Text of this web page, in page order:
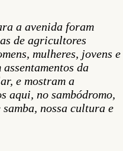
a avenida foram
de agricultores
mulheres, jovens e
da
e mostram a
aqui, no sambódromo,
nossa cultura e